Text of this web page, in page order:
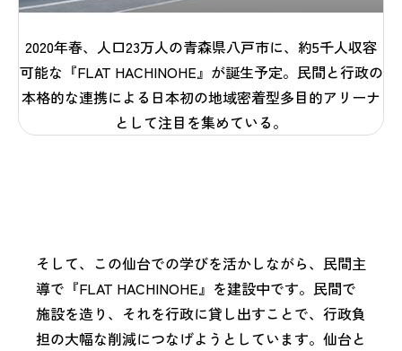
そして、この仙台での学びを活かしながら、民間主
導で『FLAT HACHINOHE』を建設中です。民間で
施設を造り、それを行政に貸し出すことで、行政負
担の大幅な削減につなげようとしています。仙台と
2020年春、人口23万人の青森県八戸市に、約5千人収容
可能な『FLAT HACHINOHE』が誕生予定。民間と行政の
本格的な連携による日本初の地域密着型多目的アリーナ
として注目を集めている。